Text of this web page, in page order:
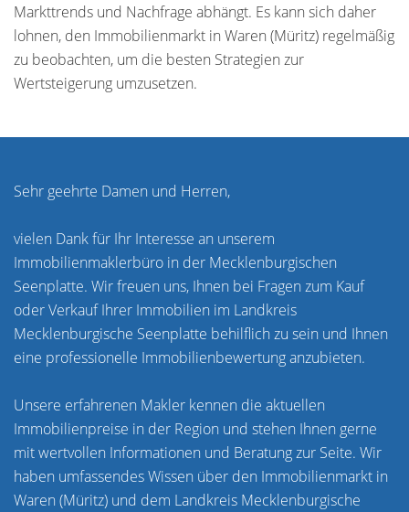
Markttrends und Nachfrage abhängt. Es kann sich daher
lohnen, den Immobilienmarkt in Waren (Müritz) regelmäßig
zu beobachten, um die besten Strategien zur
Wertsteigerung umzusetzen.
Sehr geehrte Damen und Herren,
vielen Dank für Ihr Interesse an unserem
Immobilienmaklerbüro in der Mecklenburgischen
Seenplatte. Wir freuen uns, Ihnen bei Fragen zum Kauf
oder Verkauf Ihrer Immobilien im Landkreis
Mecklenburgische Seenplatte behilflich zu sein und Ihnen
eine professionelle Immobilienbewertung anzubieten.
Unsere erfahrenen Makler kennen die aktuellen
Immobilienpreise in der Region und stehen Ihnen gerne
mit wertvollen Informationen und Beratung zur Seite. Wir
haben umfassendes Wissen über den Immobilienmarkt in
Waren (Müritz) und dem Landkreis Mecklenburgische